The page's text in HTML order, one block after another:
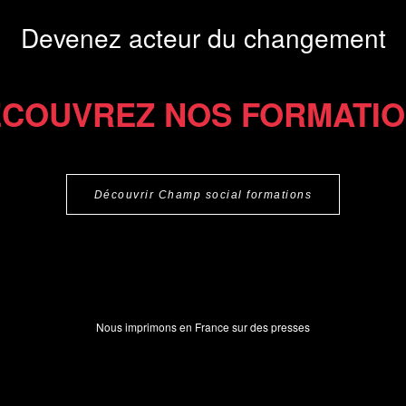
Devenez acteur du changement
NOS
Découvrir Champ social formations
Nous imprimons en France sur des presses